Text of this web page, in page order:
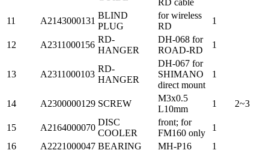
11 A2143000131
BLIND
PLUG
for wireless
RD
1
12 A2311000156
RD-
HANGER
DH-068 for
ROAD-RD
1
13 A2311000103
RD-
HANGER
DH-067 for
SHIMANO
direct mount
1
14 A2300000129 SCREW
M3x0.5
L10mm
1 2~3
15 A2164000070
DISC
COOLER
front; for
FM160 only
1
16
A2221000047 BEARING MH-P16
1